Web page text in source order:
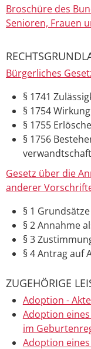
Broschüre des
Senioren, Frauen
Bürgerliches
§ 1741
§ 1754
§ 1755
§ 1756
Gesetz über die
anderer
§ 1
§ 2Annahme
§ 3
§ 4Antrag auf
ZUGEHÖRIGE
Adoption -
Adoption
im
Adoption